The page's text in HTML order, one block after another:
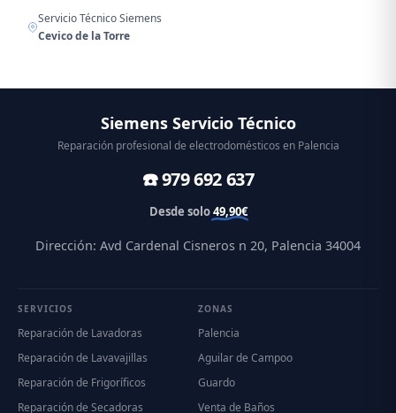
Servicio Técnico Siemens
Cevico de la Torre
Siemens Servicio Técnico
Reparación profesional de electrodomésticos en Palencia
☎️ 979 692 637
Desde solo49,90€
Dirección: Avd Cardenal Cisneros n 20, Palencia 34004
SERVICIOS
Reparación de Lavadoras
Reparación de Lavavajillas
Reparación de Frigoríficos
Reparación de Secadoras
ZONAS
Palencia
Aguilar de Campoo
Guardo
Venta de Baños